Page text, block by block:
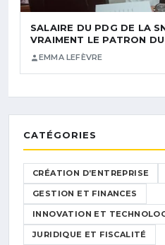
SALAIRE DU PDG DE LA
VRAIMENT LE PATRON
EMMA LEFÈVRE
CATÉGORIES
CRÉATION D’ENTREPRISE
GESTION ET FINANCES
INNOVATION ET
JURIDIQUE ET FISCALITÉ